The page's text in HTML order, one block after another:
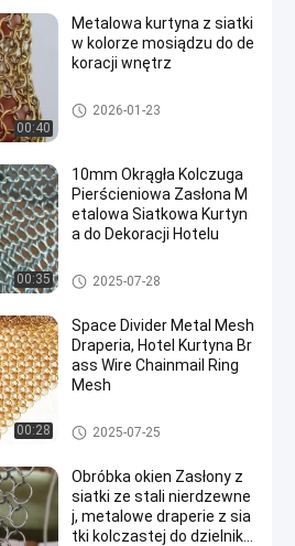
00:40
Metalowa kurtyna z siatki
w kolorze mosiądzu do de
koracji wnętrz
Metalowa siatka pierścieniow
a
2026-01-23
00:35
10mm Okrągła Kolczuga
Pierścieniowa Zasłona M
etalowa Siatkowa Kurtyn
a do Dekoracji Hotelu
Metalowe siatki Drapery
2025-07-28
00:28
Space Divider Metal Mesh
Draperia, Hotel Kurtyna Br
ass Wire Chainmail Ring
Mesh
Metalowe siatki Drapery
2025-07-25
Obróbka okien Zasłony z
siatki ze stali nierdzewne
j, metalowe draperie z sia
tki kolczastej do dzielnika